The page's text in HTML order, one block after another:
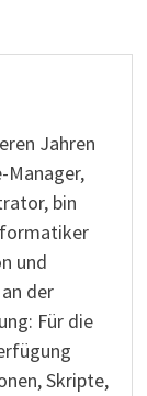
Jahren
Manager,
bin
und
der
Für die
Skripte,